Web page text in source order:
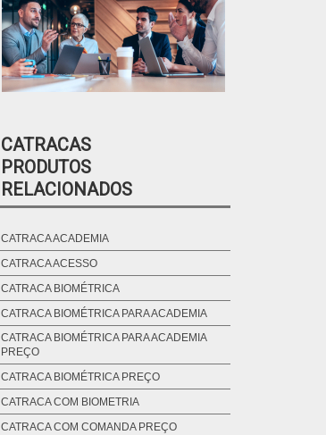
CATRACAS
PRODUTOS
RELACIONADOS
CATRACA ACADEMIA
CATRACA ACESSO
CATRACA BIOMÉTRICA
CATRACA BIOMÉTRICA PARA ACADEMIA
CATRACA BIOMÉTRICA PARA ACADEMIA
PREÇO
CATRACA BIOMÉTRICA PREÇO
CATRACA COM BIOMETRIA
CATRACA COM COMANDA PREÇO